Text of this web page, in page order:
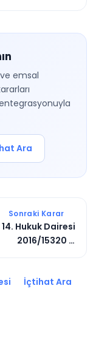
emsal
entegrasyonuyla
Ara
Sonraki Karar
14. Hukuk Dairesi
2016/15320 E.
İçtihat Ara